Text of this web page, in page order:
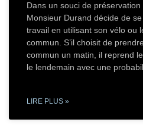
Dans un souci de préservation
Monsieur Durand décide de
travail en utilisant son vélo ou
commun. S’il choisit de
commun un matin, il reprend
le lendemain avec une
LIRE PLUS »